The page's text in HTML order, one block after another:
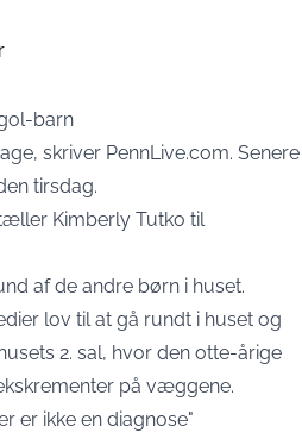
barn
skriver PennLive.com. Senere
tirsdag.
Kimberly Tutko til
af de andre børn i huset.
lov til at gå rundt i huset og
2. sal, hvor den otte-årige
på væggene.
er ikke en diagnose"